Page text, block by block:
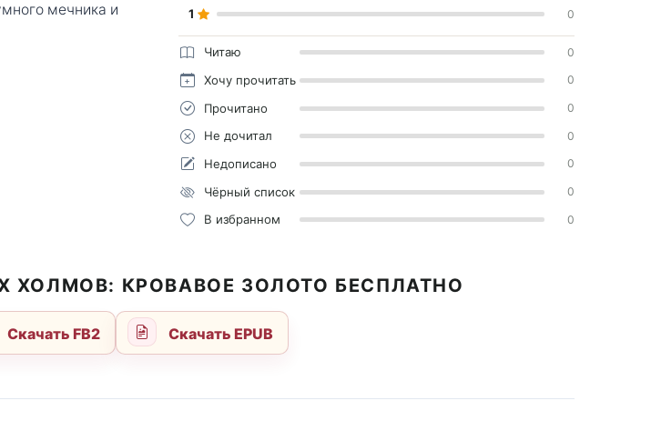
мечника и
1 0
Читаю 0
Хочу прочитать 0
Прочитано 0
Не дочитал 0
Недописано 0
Чёрный список 0
В избранном 0
ХОЛМОВ: КРОВАВОЕ ЗОЛОТО БЕСПЛАТНО
Скачать FB2 Скачать EPUB